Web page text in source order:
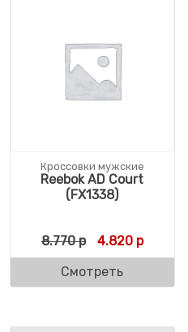
Кроссовки мужские
Reebok AD Court
(FX1338)
8.770р 4.820р
Смотреть